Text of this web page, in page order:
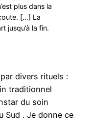
plus dans la
[…] La
jusqu’à la fin.
divers rituels :
traditionnel
du soin
Sud . Je donne ce